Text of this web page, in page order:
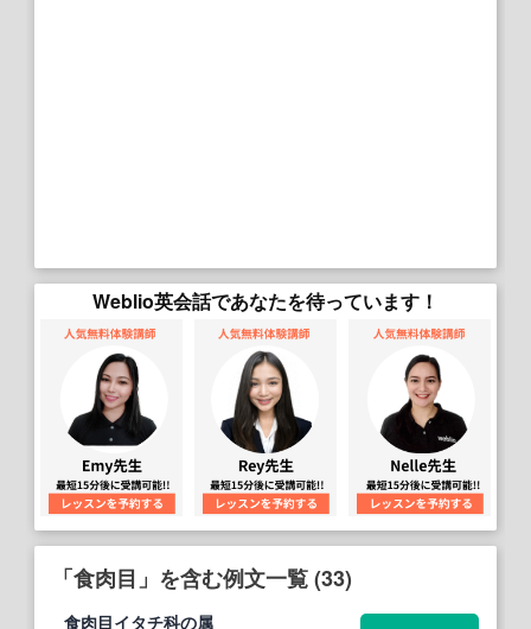
Weblio英会話であなたを待っています！
「食肉目」を含む例文一覧 (33)
食肉目イタチ科の属